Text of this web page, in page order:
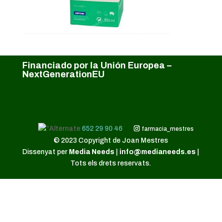
Financiado por la Unión Europea –
NextGenerationEU
652 29 90 46 farmacia_mestres
© 2023 Copyright de Joan Mestres
Dissenyat per Media Needs info@medianeeds.es
Tots els drets reservats.